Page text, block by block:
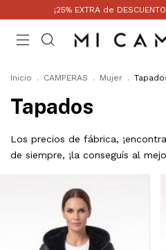
¡25% EXTRA de
Inicio . CAMPERAS . Mujer .
Tapados
Los precios de fábrica,
de siempre, ¡la conseguís al